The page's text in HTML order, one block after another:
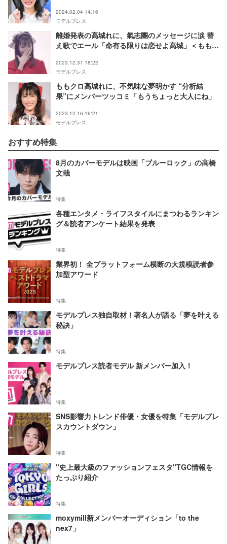
2024.02.04 14:16
モデルプレス
離婚発表の高城れに、氣志團のメッセージに涙 替
え歌でエール「命有る限りは恋せよ高城」＜ももい
2023.12.31 18:22
モデルプレス
ももクロ高城れに、不気味な夢明かす “分析結
果”にメンバーツッコミ「もうちょっと大人にね」
2023.12.16 16:21
モデルプレス
おすすめ特集
8月のカバーモデルは映画「ブルーロック」の高橋
文哉
特集
各種エンタメ・ライフスタイルにまつわるランキン
グ＆読者アンケート結果を発表
特集
業界初！ 全プラットフォーム横断の大規模読者参
加型アワード
特集
モデルプレス独自取材！著名人が語る「夢を叶える
秘訣」
特集
モデルプレス読者モデル 新メンバー加入！
特集
SNS影響力トレンド俳優・女優を特集「モデルプレ
スカウントダウン」
特集
"史上最大級のファッションフェスタ"TGC情報を
たっぷり紹介
特集
moxymill新メンバーオーディション「to the
nex7」